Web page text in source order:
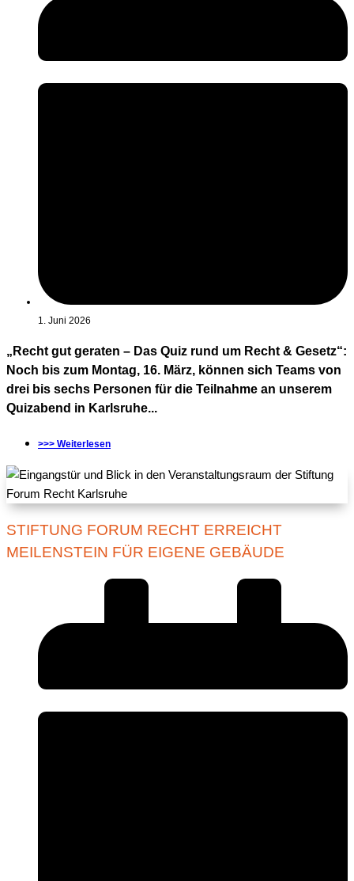
1. Juni 2026
„Recht gut geraten – Das Quiz rund um Recht & Gesetz“:
Noch bis zum Montag, 16. März, können sich Teams von
drei bis sechs Personen für die Teilnahme an unserem
Quizabend in Karlsruhe...
>>> Weiterlesen
STIFTUNG FORUM RECHT ERREICHT
MEILENSTEIN FÜR EIGENE GEBÄUDE